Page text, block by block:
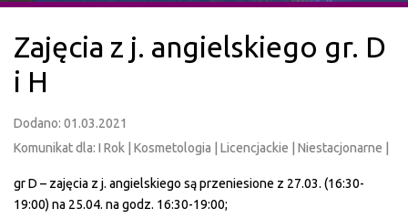
Zajęcia z j. angielskiego gr. D
i H
Dodano: 01.03.2021
Komunikat dla: I Rok | Kosmetologia | Licencjackie | Niestacjonarne |
gr D – zajęcia z j. angielskiego są przeniesione z 27.03. (16:30-
19:00) na 25.04. na godz. 16:30-19:00;